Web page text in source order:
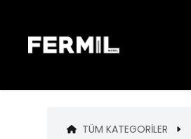
TÜM KATEGORILER